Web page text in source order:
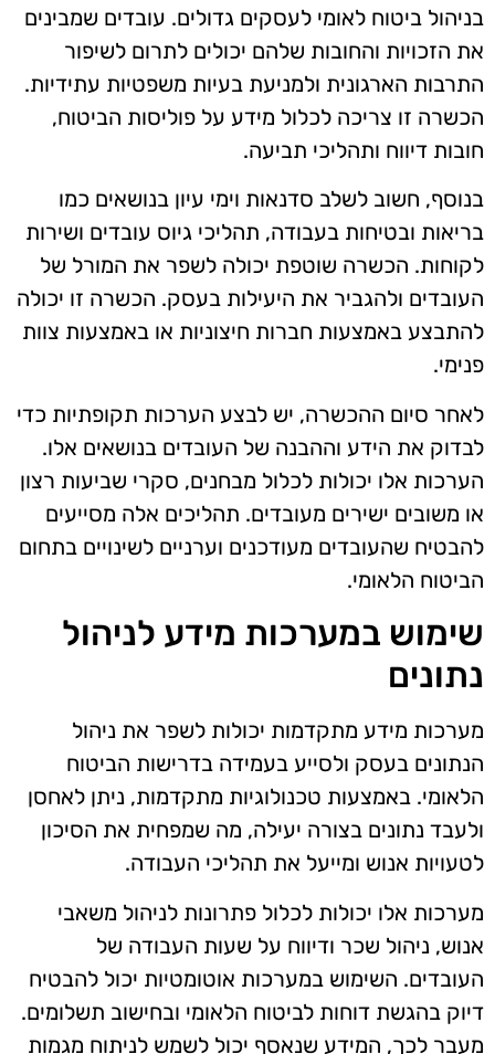
בניהול ביטוח לאומי לעסקים גדולים. עובדים שמבינים
את הזכויות והחובות שלהם יכולים לתרום לשיפור
התרבות הארגונית ולמניעת בעיות משפטיות עתידיות.
הכשרה זו צריכה לכלול מידע על פוליסות הביטוח,
חובות דיווח ותהליכי תביעה.
בנוסף, חשוב לשלב סדנאות וימי עיון בנושאים כמו
בריאות ובטיחות בעבודה, תהליכי גיוס עובדים ושירות
לקוחות. הכשרה שוטפת יכולה לשפר את המורל של
העובדים ולהגביר את היעילות בעסק. הכשרה זו יכולה
להתבצע באמצעות חברות חיצוניות או באמצעות צוות
פנימי.
לאחר סיום ההכשרה, יש לבצע הערכות תקופתיות כדי
לבדוק את הידע וההבנה של העובדים בנושאים אלו.
הערכות אלו יכולות לכלול מבחנים, סקרי שביעות רצון
או משובים ישירים מעובדים. תהליכים אלה מסייעים
להבטיח שהעובדים מעודכנים וערניים לשינויים בתחום
הביטוח הלאומי.
שימוש במערכות מידע לניהול
נתונים
מערכות מידע מתקדמות יכולות לשפר את ניהול
הנתונים בעסק ולסייע בעמידה בדרישות הביטוח
הלאומי. באמצעות טכנולוגיות מתקדמות, ניתן לאחסן
ולעבד נתונים בצורה יעילה, מה שמפחית את הסיכון
לטעויות אנוש ומייעל את תהליכי העבודה.
מערכות אלו יכולות לכלול פתרונות לניהול משאבי
אנוש, ניהול שכר ודיווח על שעות העבודה של
העובדים. השימוש במערכות אוטומטיות יכול להבטיח
דיוק בהגשת דוחות לביטוח הלאומי ובחישוב תשלומים.
מעבר לכך, המידע שנאסף יכול לשמש לניתוח מגמות